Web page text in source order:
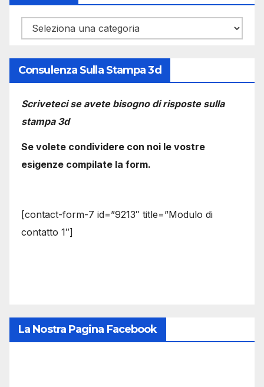
Categorie
Consulenza Sulla Stampa 3d
Scriveteci se avete bisogno di risposte sulla
stampa 3d
Se volete condividere con noi le vostre
esigenze compilate la form.
[contact-form-7 id=”9213″ title=”Modulo di
contatto 1″]
La Nostra Pagina Facebook